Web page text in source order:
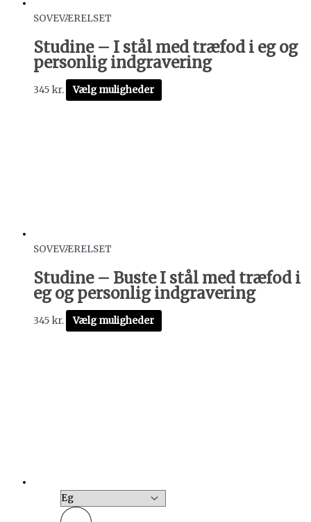
SOVEVÆRELSET
Studine – I stål med træfod i eg og
personlig indgravering
345 kr. Vælg muligheder
SOVEVÆRELSET
Studine – Buste I stål med træfod i
eg og personlig indgravering
345 kr. Vælg muligheder